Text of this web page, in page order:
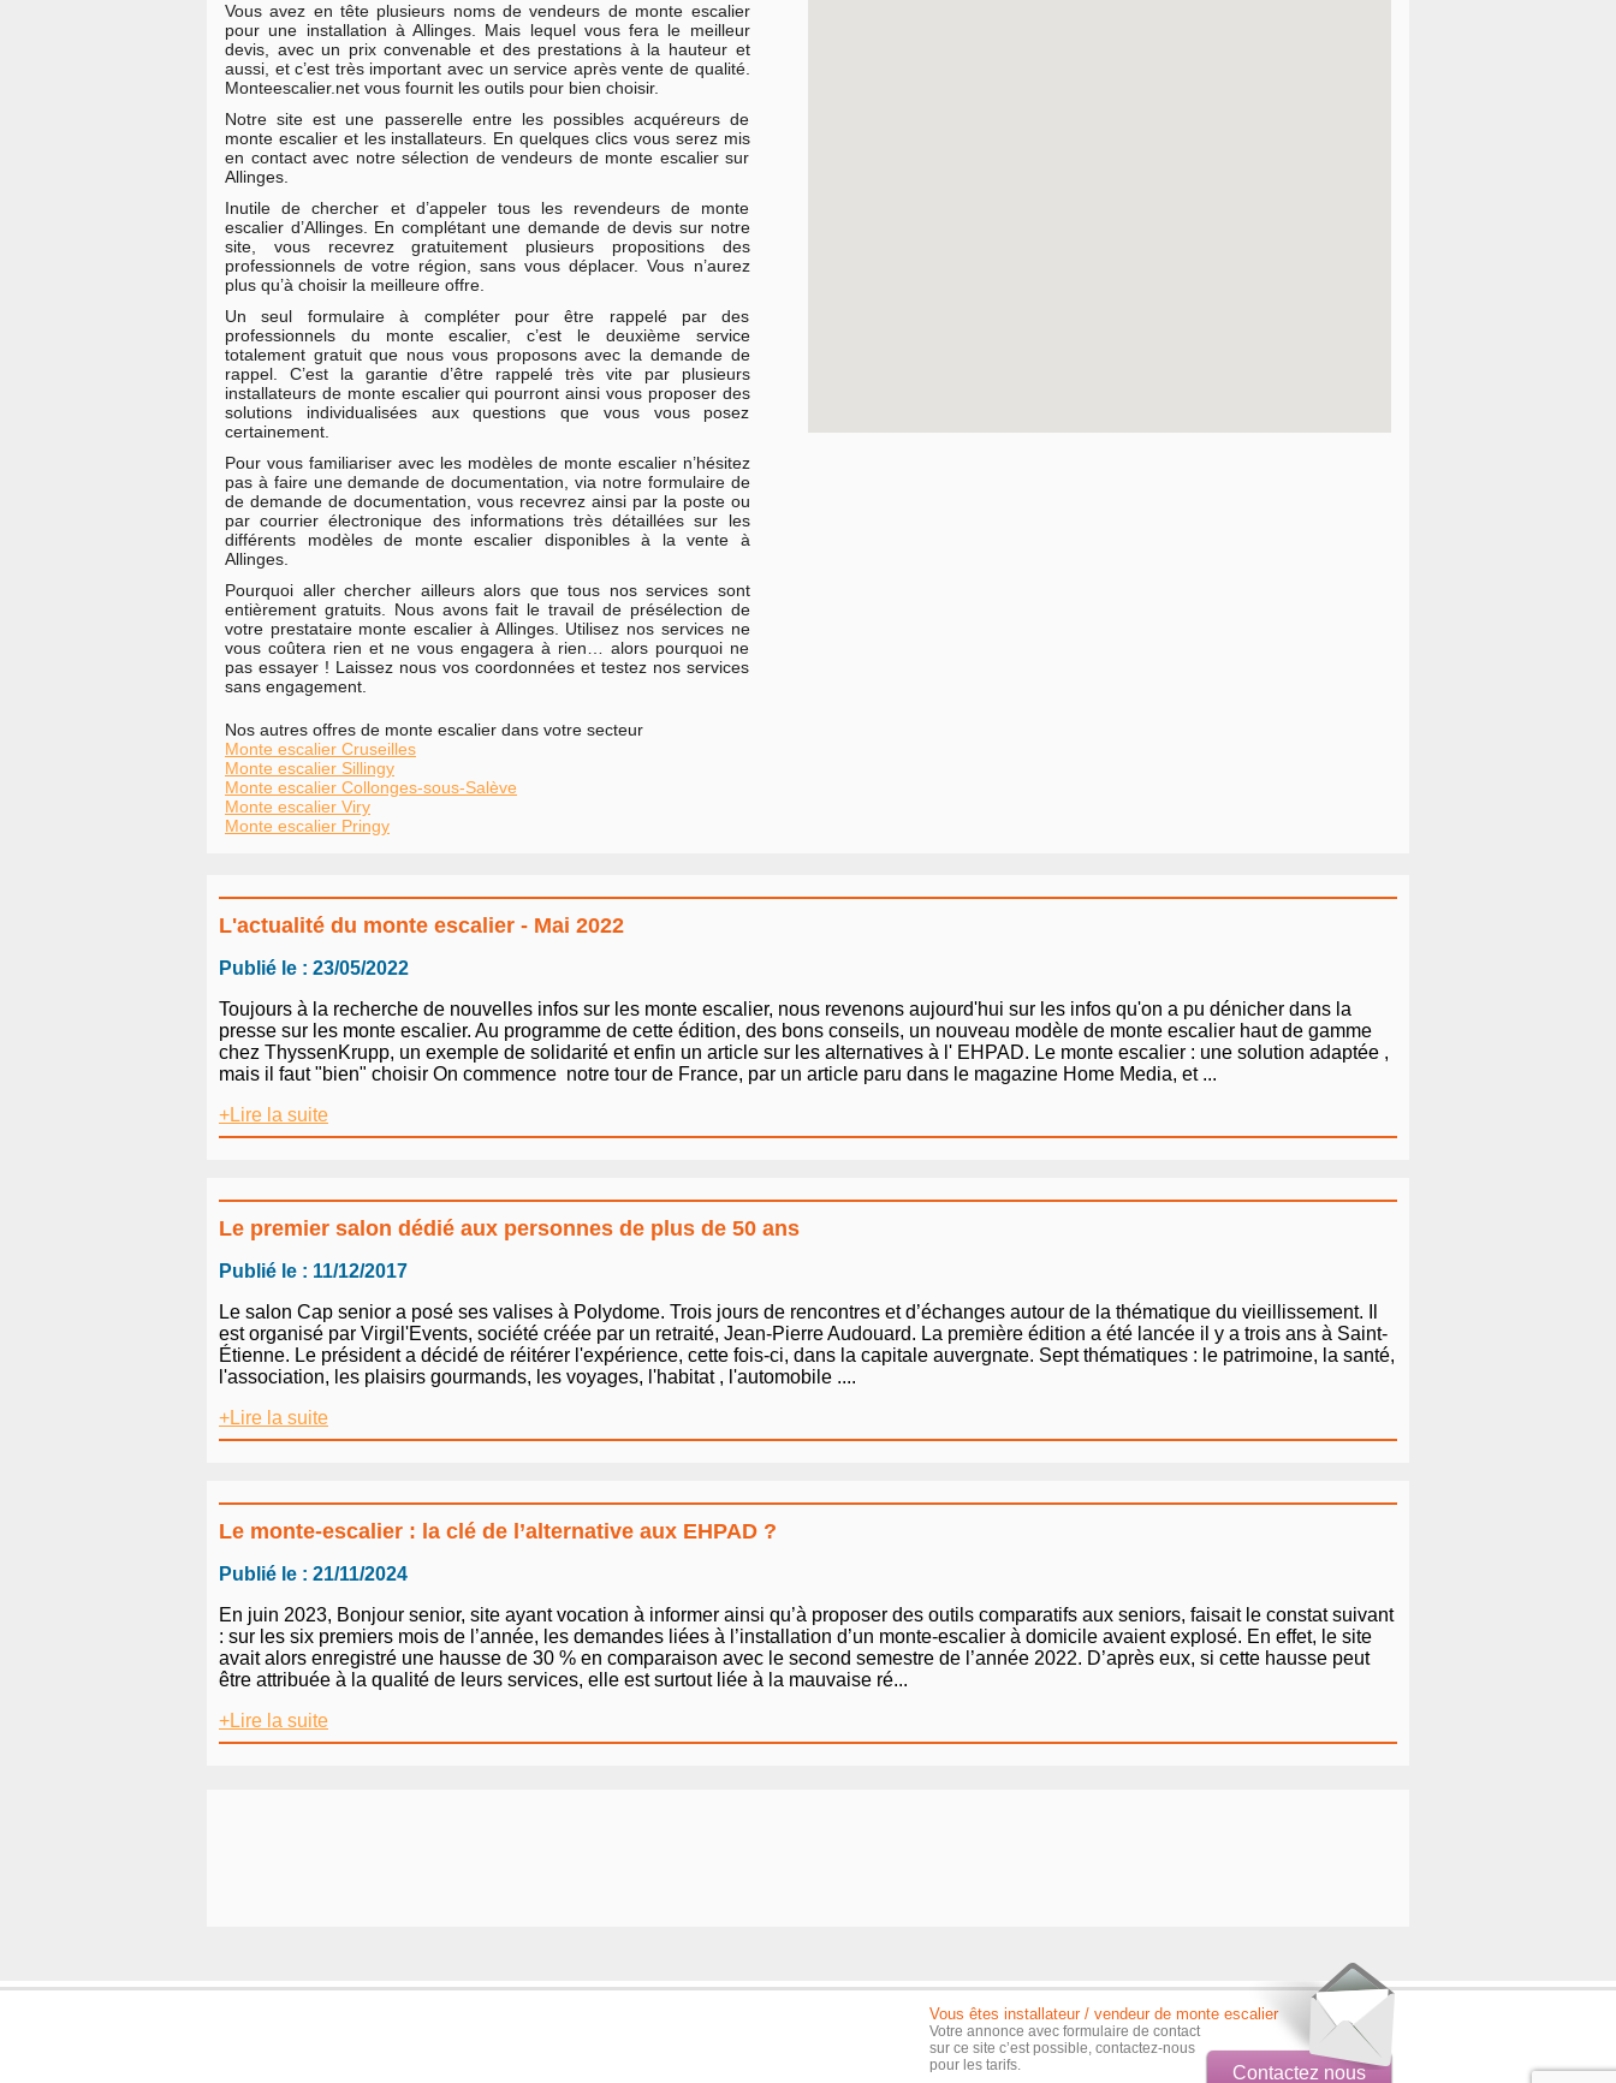
Vous avez en tête plusieurs noms de vendeurs de monte escalier
pour une installation à Allinges. Mais lequel vous fera le meilleur
devis, avec un prix convenable et des prestations à la hauteur et
aussi, et c’est très important avec un service après vente de qualité.
Monteescalier.net vous fournit les outils pour bien choisir.
Notre site est une passerelle entre les possibles acquéreurs de
monte escalier et les installateurs. En quelques clics vous serez mis
en contact avec notre sélection de vendeurs de monte escalier sur
Allinges.
Inutile de chercher et d’appeler tous les revendeurs de monte
escalier d’Allinges. En complétant une demande de devis sur notre
site, vous recevrez gratuitement plusieurs propositions des
professionnels de votre région, sans vous déplacer. Vous n’aurez
plus qu’à choisir la meilleure offre.
Un seul formulaire à compléter pour être rappelé par des
professionnels du monte escalier, c’est le deuxième service
totalement gratuit que nous vous proposons avec la demande de
rappel. C’est la garantie d’être rappelé très vite par plusieurs
installateurs de monte escalier qui pourront ainsi vous proposer des
solutions individualisées aux questions que vous vous posez
certainement.
Pour vous familiariser avec les modèles de monte escalier n’hésitez
pas à faire une demande de documentation, via notre formulaire de
de demande de documentation, vous recevrez ainsi par la poste ou
par courrier électronique des informations très détaillées sur les
différents modèles de monte escalier disponibles à la vente à
Allinges.
Pourquoi aller chercher ailleurs alors que tous nos services sont
entièrement gratuits. Nous avons fait le travail de présélection de
votre prestataire monte escalier à Allinges. Utilisez nos services ne
vous coûtera rien et ne vous engagera à rien… alors pourquoi ne
pas essayer ! Laissez nous vos coordonnées et testez nos services
sans engagement.
Nos autres offres de monte escalier dans votre secteur
Monte escalier Cruseilles
Monte escalier Sillingy
Monte escalier Collonges-sous-Salève
Monte escalier Viry
Monte escalier Pringy
L'actualité du monte escalier - Mai 2022
Publié le : 23/05/2022
Toujours à la recherche de nouvelles infos sur les monte escalier, nous revenons aujourd'hui sur les infos qu'on a pu dénicher dans la
presse sur les monte escalier. Au programme de cette édition, des bons conseils, un nouveau modèle de monte escalier haut de gamme
chez ThyssenKrupp, un exemple de solidarité et enfin un article sur les alternatives à l' EHPAD. Le monte escalier : une solution adaptée ,
mais il faut "bien" choisir On commence notre tour de France, par un article paru dans le magazine Home Media, et ...
+Lire la suite
Le premier salon dédié aux personnes de plus de 50 ans
Publié le : 11/12/2017
Le salon Cap senior a posé ses valises à Polydome. Trois jours de rencontres et d’échanges autour de la thématique du vieillissement. Il
est organisé par Virgil'Events, société créée par un retraité, Jean-Pierre Audouard. La première édition a été lancée il y a trois ans à Saint-
Étienne. Le président a décidé de réitérer l'expérience, cette fois-ci, dans la capitale auvergnate. Sept thématiques : le patrimoine, la santé,
l'association, les plaisirs gourmands, les voyages, l'habitat , l'automobile ....
+Lire la suite
Le monte-escalier : la clé de l’alternative aux EHPAD ?
Publié le : 21/11/2024
En juin 2023, Bonjour senior, site ayant vocation à informer ainsi qu’à proposer des outils comparatifs aux seniors, faisait le constat suivant
: sur les six premiers mois de l’année, les demandes liées à l’installation d’un monte-escalier à domicile avaient explosé. En effet, le site
avait alors enregistré une hausse de 30 % en comparaison avec le second semestre de l’année 2022. D’après eux, si cette hausse peut
être attribuée à la qualité de leurs services, elle est surtout liée à la mauvaise ré...
+Lire la suite
Vous êtes installateur / vendeur de monte escalier
Votre annonce avec formulaire de contact
sur ce site c’est possible, contactez-nous
pour les tarifs.
Contactez nous